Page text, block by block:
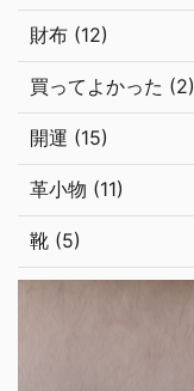
財布 (12)
買ってよかった (2)
開運 (15)
革小物 (11)
靴 (5)